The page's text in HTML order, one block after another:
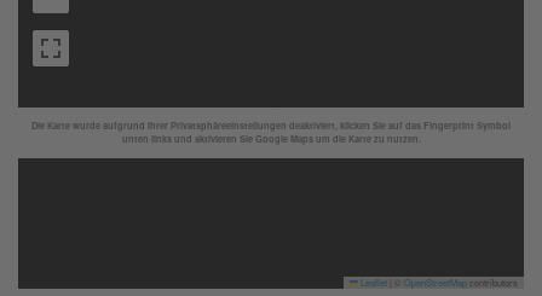
Die Karte wurde aufgrund Ihrer Privatsphäreeinstellungen deaktiviert, klicken Sie auf das Fingerprint Symbol
unten links und aktivieren Sie Google Maps um die Karte zu nutzen.
Leaflet OpenStreetMapcontributors